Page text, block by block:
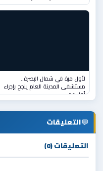
لأول مرة في شمال البصرة..
مستشفى المدينة العام ينجح بإجراء
أول عم
💬التعليقات
التعليقات (0)